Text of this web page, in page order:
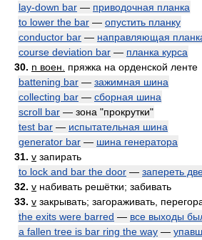
lay-down bar — приводочная планка
to lower the bar — опустить планку
conductor bar — направляющая
course deviation bar — планка курса
30. n воен.
пряжка на орденской ленте
battening bar — зажимная шина
collecting bar — сборная шина
scroll bar — зона "прокрутки"
test bar — испытательная шина
generator bar — шина генератора
31. v запирать
to lock and bar the door — запереть
32. v набивать решётки; забивать
33. v закрывать; загораживать,
the exits were barred — все выходы
a fallen tree is bar ring the way —